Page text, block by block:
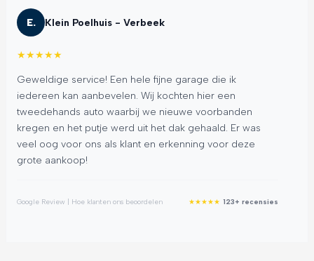
E. Klein Poelhuis - Verbeek
★★★★★
Geweldige service! Een hele fijne garage die ik
iedereen kan aanbevelen. Wij kochten hier een
tweedehands auto waarbij we nieuwe voorbanden
kregen en het putje werd uit het dak gehaald. Er was
veel oog voor ons als klant en erkenning voor deze
grote aankoop!
Google Review | Hoe klanten ons beoordelen ★★★★★ 123+ recensies